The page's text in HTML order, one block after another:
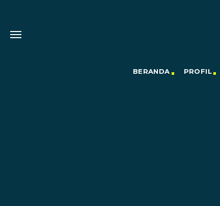
BERANDA PROFIL